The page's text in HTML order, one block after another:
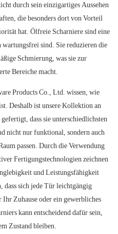
durch sein einzigartiges Aussehen
die besonders dort von Vorteil
hat. Ölfreie Scharniere sind eine
sind. Sie reduzieren die
Schmierung, was sie zur
Bereiche macht.
Products Co., Ltd. wissen, wie
Deshalb ist unsere Kollektion an
dass sie unterschiedlichsten
nicht nur funktional, sondern auch
passen. Durch die Verwendung
Fertigungstechnologien zeichnen
und Leistungsfähigkeit
dass sich jede Tür leichtgängig
Zuhause oder ein gewerbliches
kann entscheidend dafür sein,
Zustand bleiben.